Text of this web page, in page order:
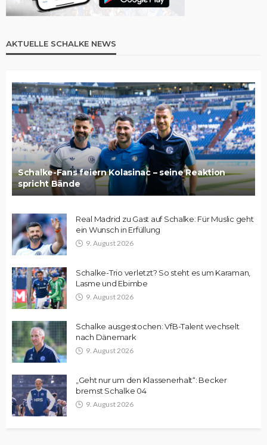
AKTUELLE SCHALKE NEWS
Schalke-Fans feiern Kolasinac – seine Reaktion
spricht Bände
Real Madrid zu Gast auf Schalke: Für Muslic geht
ein Wunsch in Erfüllung
9. August 2026
Schalke-Trio verletzt? So steht es um Karaman,
Lasme und Ebimbe
9. August 2026
Schalke ausgestochen: VfB-Talent wechselt
nach Dänemark
9. August 2026
„Geht nur um den Klassenerhalt“: Becker
bremst Schalke 04
9. August 2026